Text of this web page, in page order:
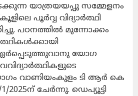
യാത്രയയപ്പു സമ്മേളനം
പൂർവ്വ വിദ്യാർത്ഥി
പഠനത്തിൽ മുന്നോക്കം
യോഗ
വാണിയംകുളം ടി ആർ കെ
ചേർന്നു. ഡെപ്യൂട്ടി